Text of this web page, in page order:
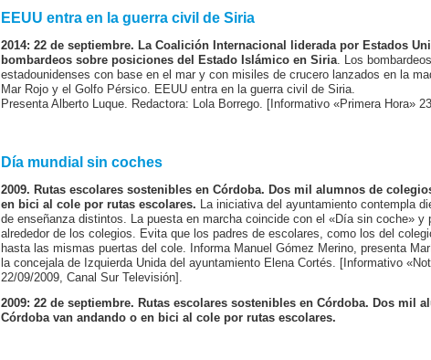
EEUU entra en la guerra civil de Siria
2014: 22 de septiembre. La Coalición Internacional liderada por Estados
bombardeos sobre posiciones del Estado Islámico en Siria . Los
estadounidenses con base en el mar y con misiles de crucero lanzados en la
Mar Rojo y el Golfo Pérsico. EEUU entra en la guerra civil de Siria.
Presenta Alberto Luque. Redactora: Lola Borrego. [Informativo «Primera Hora»
Día mundial sin coches
2009. Rutas escolares sostenibles en Córdoba. Dos mil alumnos de
en bici al cole por rutas escolares. La iniciativa del ayuntamiento contempla
de enseñanza distintos. La puesta en marcha coincide con el «Día sin coche» y
alrededor de los colegios. Evita que los padres de escolares, como los del
hasta las mismas puertas del cole. Informa Manuel Gómez Merino, presenta
la concejala de Izquierda Unida del ayuntamiento Elena Cortés. [Informativo
22/09/2009, Canal Sur Televisión].
2009: 22 de septiembre. Rutas escolares sostenibles en Córdoba. Dos mil
Córdoba van andando o en bici al cole por rutas escolares.